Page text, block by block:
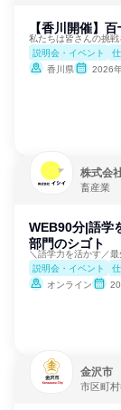
【香川開催】
私たちは皆さんの挑戦
説明会・イベント
香川県
2026
株式会
畜産業
WEB90分|語学
部門のシゴト
＼語学力を活かす／
説明会・イベント
オンライン
金沢市
市区町